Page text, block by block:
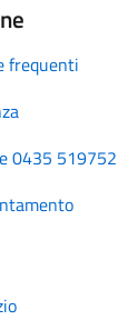
frequenti
0435 519752